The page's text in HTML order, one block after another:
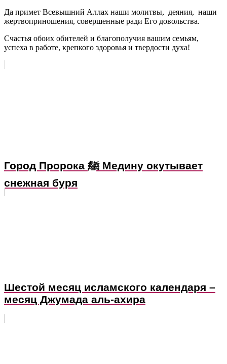
Да примет Всевышний Аллах наши молитвы, деяния, наши
жертвоприношения, совершенные ради Его довольства.
Счастья обоих обителей и благополучия вашим семьям,
успеха в работе, крепкого здоровья и твердости духа!
Город Пророка ﷺ Медину окутывает
снежная буря
Шестой месяц исламского календаря –
месяц Джумада аль-ахира